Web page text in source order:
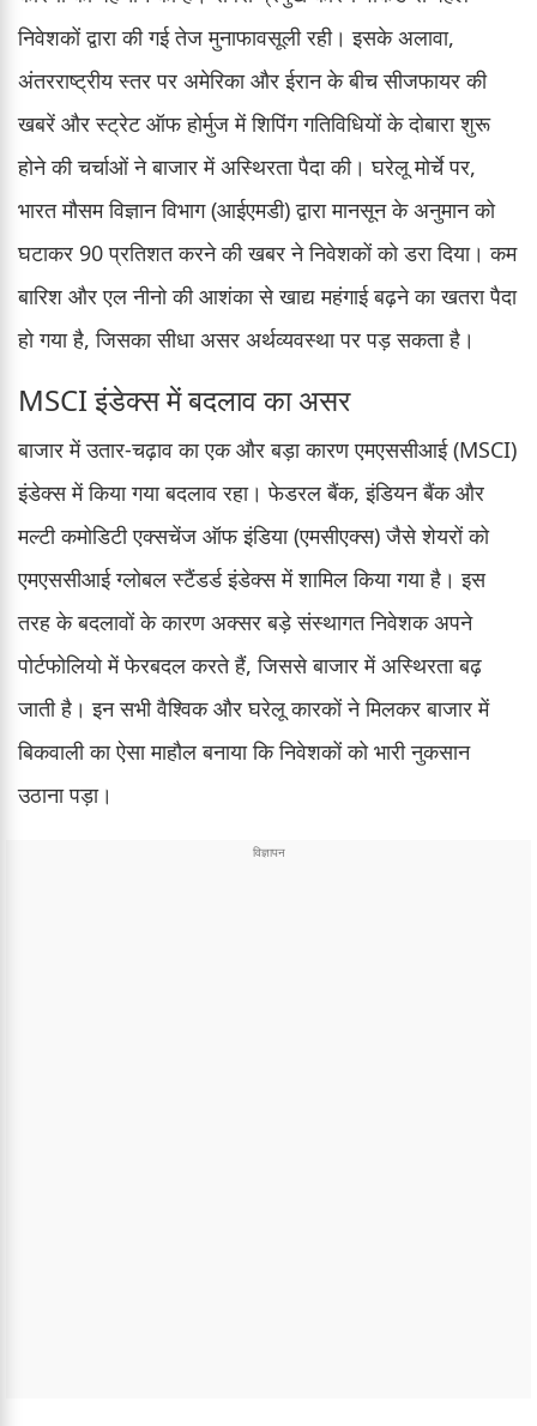
निवेशकों द्वारा की गई तेज मुनाफावसूली रही। इसके अलावा,
अंतरराष्ट्रीय स्तर पर अमेरिका और ईरान के बीच सीजफायर की
खबरें और स्ट्रेट ऑफ होर्मुज में शिपिंग गतिविधियों के दोबारा शुरू
होने की चर्चाओं ने बाजार में अस्थिरता पैदा की। घरेलू मोर्चे पर,
भारत मौसम विज्ञान विभाग (आईएमडी) द्वारा मानसून के अनुमान को
घटाकर 90 प्रतिशत करने की खबर ने निवेशकों को डरा दिया। कम
बारिश और एल नीनो की आशंका से खाद्य महंगाई बढ़ने का खतरा पैदा
हो गया है, जिसका सीधा असर अर्थव्यवस्था पर पड़ सकता है।
MSCI इंडेक्स में बदलाव का असर
बाजार में उतार-चढ़ाव का एक और बड़ा कारण एमएससीआई (MSCI)
इंडेक्स में किया गया बदलाव रहा। फेडरल बैंक, इंडियन बैंक और
मल्टी कमोडिटी एक्सचेंज ऑफ इंडिया (एमसीएक्स) जैसे शेयरों को
एमएससीआई ग्लोबल स्टैंडर्ड इंडेक्स में शामिल किया गया है। इस
तरह के बदलावों के कारण अक्सर बड़े संस्थागत निवेशक अपने
पोर्टफोलियो में फेरबदल करते हैं, जिससे बाजार में अस्थिरता बढ़
जाती है। इन सभी वैश्विक और घरेलू कारकों ने मिलकर बाजार में
बिकवाली का ऐसा माहौल बनाया कि निवेशकों को भारी नुकसान
उठाना पड़ा।